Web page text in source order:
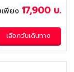
|
าย
เวอร์
งเล่น)
ท
พียง 17,900 บ.
เลือกวันเดินทาง